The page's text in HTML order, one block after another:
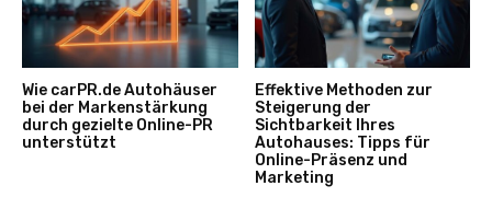
Wie carPR.de Autohäuser
bei der Markenstärkung
durch gezielte Online-PR
unterstützt
Effektive Methoden zur
Steigerung der
Sichtbarkeit Ihres
Autohauses: Tipps für
Online-Präsenz und
Marketing